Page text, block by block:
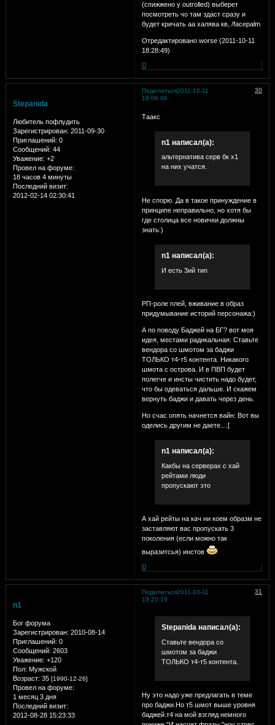
(спижжено у outrolled) выберет
посмотреть чо там здаст сразу и
будет кричать аа халява кв, /facepalm
Отредактировано worse (2011-10-11
18:28:49)
0
Поделиться 30
2011-10-11
19:06:06
Stepanida
Любитель пофлудить
Зарегистрирован: 2011-09-30
Приглашений: 0
Сообщений: 44
Уважение: +2
Провел на форуме:
18 часов 4 минуты
Последний визит:
2012-02-14 02:30:41
Таакс
n1 написал(а):
альтернатива серв бк х1
на них учатся.
Не спорю. Да в такое принуждение в
принципе неправильно, но хотя бы
где столица все новички должны
знать:)
n1 написал(а):
И есть 3ий тип
РП-роле плей, вживание в образ
придумывание историй персонажа:)
А по поводу Баджей на БГ? вот моя
идея, местами радикальная: Ставьте
вендора со шмотом за баджи
ТОЛЬКО т4-т5 контента. Никакого
шмота с острова. И в ПВП будет
полегче и инсты чистить надо будет,
что бы одеваться дальше. И скажем
вернуть баджи и давать через день.
Но счас опять начнется вайн: Вот вы
оделись другим не даете....[
n1 написал(а):
Какбы на серверах с хай
рейтами люди
пропускают это
А хай рейты на кач ни коем образм не
заставляют вас пропускать 3
поколения (если можно так
выразитсья) инстов
0
Поделиться 31
2011-10-11
19:20:19
n1
Бог форума
Зарегистрирован: 2010-08-14
Приглашений: 0
Сообщений: 2603
Уважение: +120
Пол: Мужской
Возраст: 35 [1990-12-26]
Провел на форуме:
1 месяц 3 дня
Последний визит:
2012-08-28 15:23:33
Stepanida написал(а):
Ставьте вендора со
шмотом за баджи
ТОЛЬКО т4-т5 контента.
Ну это надо уже предлагать в теме
про баджи.Но т5 шмот выше уровня
баджей.т4 на мой взгляд немного